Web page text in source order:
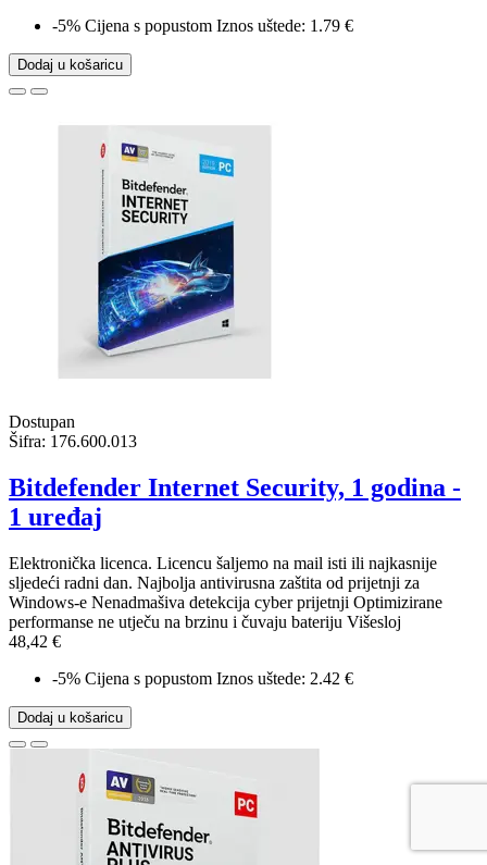
-5% Cijena s popustom Iznos uštede: 1.79 €
Dodaj u košaricu
Dostupan
Šifra: 176.600.013
Bitdefender Internet Security, 1 godina -
1 uređaj
Elektronička licenca. Licencu šaljemo na mail isti ili najkasnije
sljedeći radni dan. Najbolja antivirusna zaštita od prijetnji za
Windows-e Nenadmašiva detekcija cyber prijetnji Optimizirane
performanse ne utječu na brzinu i čuvaju bateriju Višesloj
48,42 €
-5% Cijena s popustom Iznos uštede: 2.42 €
Dodaj u košaricu